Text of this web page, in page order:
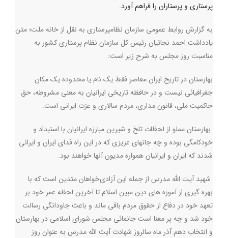
پرستاری و پرستاران را فراهم آورد.
به گزارش روابط عمومی سازمان نظامپرستاری به نقل از خانه ملت؛ متن
یادداشت احمد نجاتیان رئیس کل سازمان نظام پرستاری کشور به
مناسبت روز مجلس به شرح زیر است:
بهارستان در تاریخ ایران معاصر فقط یک نام یا محدوده یک مکان
جغرافیائی نیست و در حافظه تاریخی ایرانیان به معنی مشروطه، حق
حاکمیت ملی، قانون مداری، مردم سالاری و عزت ایرانی است.
بهارستان مملو از لحظات تلخ و شیرین مبارزه ایرانیان با استبداد و
خودکامگی بوده و چه جانهای عزیزی که در این راه فدای ایران و ایرانی
شدند که ایران و ایرانیان همواره مدیون آنها خواهند بود.
شهید آیت الله مدرس از جمله این آزادی‌خواهان متدین است که با
بهره گیری از آموزه های دین مبین اسلام تا آخرین لحظه عمر خود بر
تعهد خود در دفاع از حقوق مردم باقی ماند و باعث جاودانگی رسالت
خود شد و چه پر معنا است جانمائی مجلس شورای اسلامی در بهارستان
و انتخاب دهم آذر ماه سالروز شهادت آیت الله مدرس به عنوان روز